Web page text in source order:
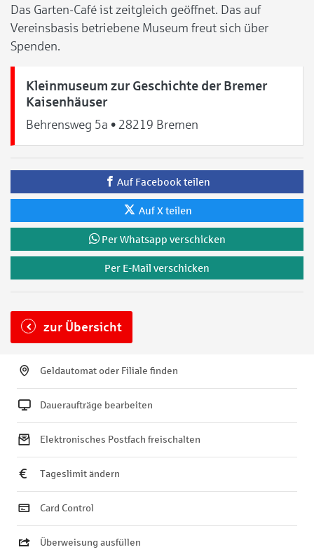
Das Garten-Café ist zeitgleich geöffnet. Das auf
Vereinsbasis betriebene Museum freut sich über
Spenden.
Kleinmuseum zur Geschichte der Bremer
Kaisenhäuser
Behrensweg 5a • 28219 Bremen
Auf Facebook teilen
Auf X teilen
Per Whatsapp verschicken
Per E-Mail verschicken
zur Übersicht
Geldautomat oder Filiale finden
Daueraufträge bearbeiten
Elektronisches Postfach freischalten
Tageslimit ändern
Card Control
Überweisung ausfüllen